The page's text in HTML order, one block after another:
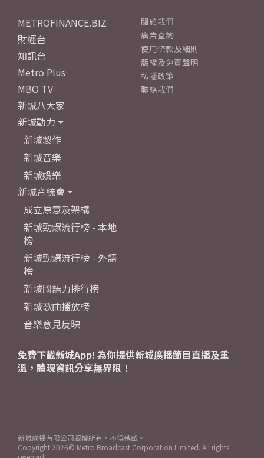
METROFINANCE.BIZ
財經台
知訊台
Metro Plus
MBO TV
新城八大家
新城動力
新城製作
新城音樂
新城娛樂
新城音統會
成立原意及架構
新城勁爆流行榜 - 本地
榜
新城勁爆流行榜 - 外語
榜
新城國語力排行榜
新城歌曲播放榜
音樂意見反映
關於我們
廣告查詢
使用條款及細則
版權及免責聲明
私隱政策
聯絡我們
免費下載新城App! 為你提供新城廣播節目直播及重
溫，體現資訊分享無界限！
新城廣播有限公司版權所有，不得轉載。
Copyright 2026© Metro Broadcast Corporation Limited. All rights